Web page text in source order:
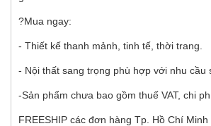
?Mua ngay:
- Thiết kế thanh mảnh, tinh tế, thời trang.
- Nội thất sang trọng phù hợp với nhu cầu
-Sản phẩm chưa bao gồm thuế VAT, chi
FREESHIP các đơn hàng Tp. Hồ Chí